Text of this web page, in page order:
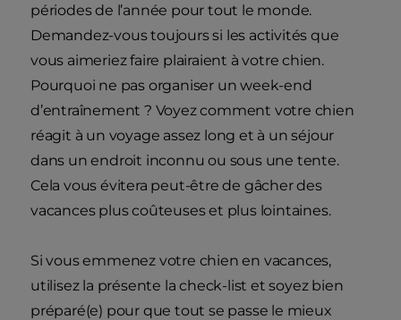
périodes de l’année pour tout le monde.
Demandez-vous toujours si les activités que
vous aimeriez faire plairaient à votre chien.
Pourquoi ne pas organiser un week-end
d’entraînement ? Voyez comment votre chien
réagit à un voyage assez long et à un séjour
dans un endroit inconnu ou sous une tente.
Cela vous évitera peut-être de gâcher des
vacances plus coûteuses et plus lointaines.
Si vous emmenez votre chien en vacances,
utilisez la présente la check-list et soyez bien
préparé(e) pour que tout se passe le mieux